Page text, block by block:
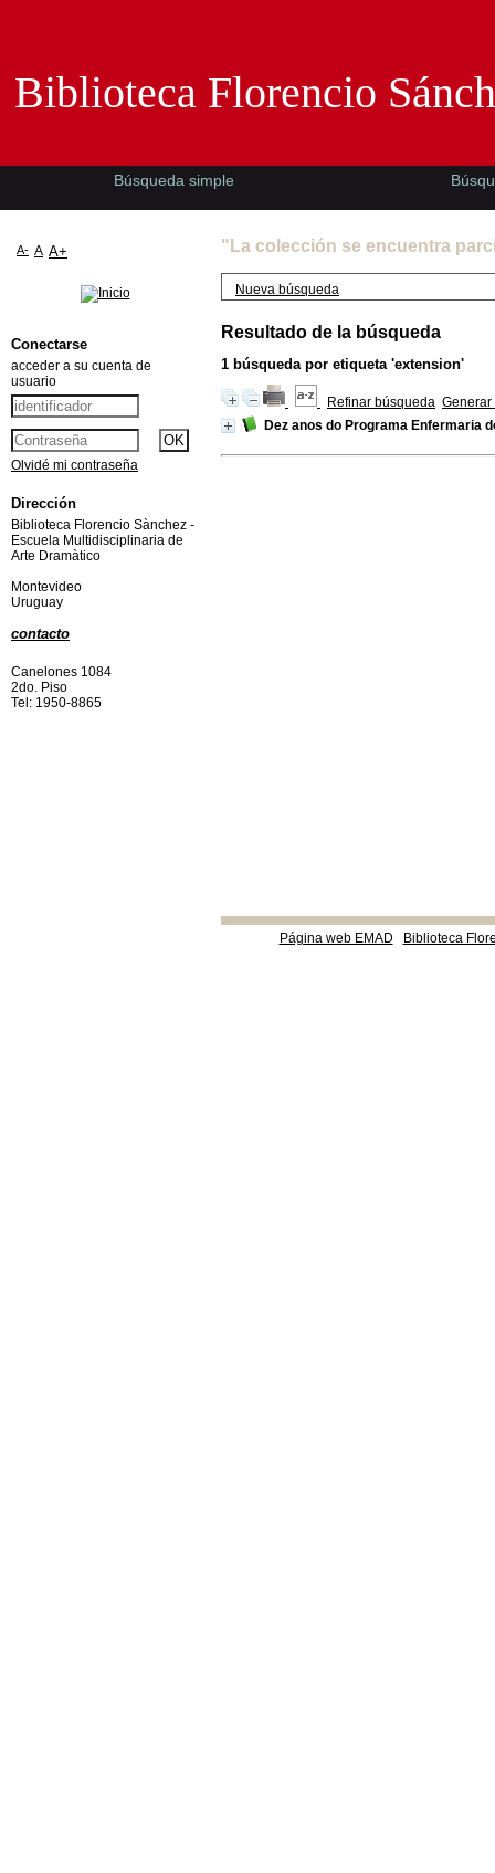
"La colección se encuentra
Nueva búsqueda
Resultado de la búsqueda
1 búsqueda por etiqueta 'extension'
Refinar búsqueda Generar
Dez anos do Programa Enfermaria
Página web EMAD Biblioteca
Biblioteca Florencio
Búsqueda simple
A- A A+
Conectarse
acceder a su cuenta de
usuario
Olvidé mi contraseña
Dirección
Biblioteca Florencio Sànchez -
Escuela Multidisciplinaria de
Arte Dramàtico
Montevideo
Uruguay
contacto
Canelones 1084
2do. Piso
Tel: 1950-8865